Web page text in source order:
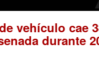
vehículo cae
durante